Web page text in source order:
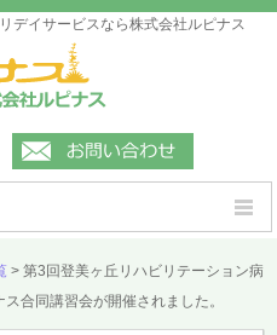
デイサービスなら株式会社ルピナス
> 第3回登美ヶ丘リハビリテーション病
合同講習会が開催されました。